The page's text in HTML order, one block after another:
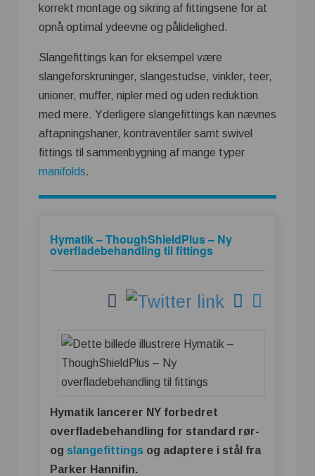
korrekt montage og sikring af fittingsene for at
opnå optimal ydeevne og pålidelighed.
Slangefittings kan for eksempel være
slangeforskruninger, slangestudse, vinkler, teer,
unioner, muffer, nipler med og uden reduktion
med mere. Yderligere slangefittings kan nævnes
aftapningshaner, kontraventiler samt swivel
fittings til sammenbygning af mange typer
manifolds.
Hymatik – ThoughShieldPlus – Ny
overfladebehandling til fittings
Hymatik lancerer NY forbedret
overfladebehandling for standard rør-
og slangefittings og adaptere i stål fra
Parker Hannifin.